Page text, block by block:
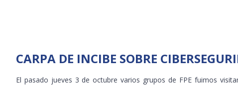
CARPA DE INCIBE SOBRE
El pasado jueves 3 de octubre varios grupos de FPE fuimos